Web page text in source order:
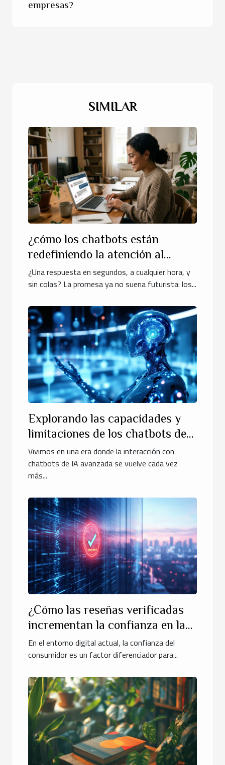
empresas?
SIMILAR
¿cómo los chatbots están
redefiniendo la atención al
cliente online?
¿Una respuesta en segundos, a cualquier hora, y
sin colas? La promesa ya no suena futurista: los...
Explorando las capacidades y
limitaciones de los chatbots de
IA avanzada
Vivimos en una era donde la interacción con
chatbots de IA avanzada se vuelve cada vez
más...
¿Cómo las reseñas verificadas
incrementan la confianza en las
empresas?
En el entorno digital actual, la confianza del
consumidor es un factor diferenciador para...